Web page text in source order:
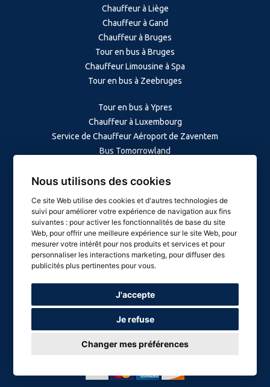
Nous utilisons des cookies
Ce site Web utilise des cookies et d'autres technologies de
suivi pour améliorer votre expérience de navigation aux fins
suivantes : pour activer les fonctionnalités de base du site
Web, pour offrir une meilleure expérience sur le site Web, pour
mesurer votre intérêt pour nos produits et services et pour
personnaliser les interactions marketing, pour diffuser des
publicités plus pertinentes pour vous.
J'accepte
Je refuse
Changer mes préférences
Chauffeur à Liège
Chauffeur à Gand
Chauffeur à Bruges
Tour en bus à Bruges
Chauffeur Limousine à Spa
Tour en bus à Zeebruges
Tour en bus à Ypres
Chauffeur à Luxembourg
Service de Chauffeur Aéroport de Zaventem
Bus Tomorrowland
Minibus à Anvers
Limousine à Knokke-Bruges
Chauffeur à Dinant
Chauffeur à Paris
Chauffeur à Amsterdam
Copyright © 2023 Driver Brussels - Tous droits réservés
Designed & Developed byWeb-graphique